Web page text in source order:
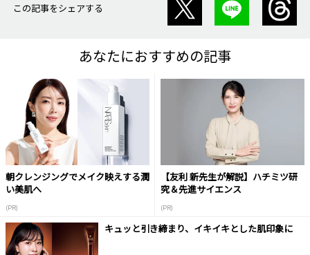
この記事をシェアする
あなたにおすすめの記事
朝クレンジングでメイク映えする潤
い美肌へ
(PR)
【友利 新先生が解説】ハチミツ研
究＆先進サイエンス
(PR)
キュッと引き締まり、イキイキとした肌印象に